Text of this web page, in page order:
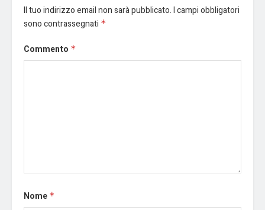
Il tuo indirizzo email non sarà pubblicato.I campi obbligatori
sono contrassegnati *
Commento *
Nome *